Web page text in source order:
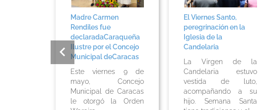
Madre Carmen
Rendiles fue
declaradaCaraqueña
Ilustre por el Concejo
Municipal deCaracas
Este viernes 9 de
mayo, Concejo
Municipal de Caracas
le otorgó la Orden
El Viernes Santo,
peregrinación en la
Iglesia de la
Candelaria
La Virgen de la
Candelaria estuvo
vestida de luto,
acompañando a su
hijo. Semana Santa